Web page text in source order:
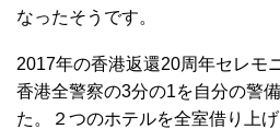
なったそうです。
2017年の香港返還20周年セレモ
香港全警察の3分の1を自分の警
た。２つのホテルを全室借り上